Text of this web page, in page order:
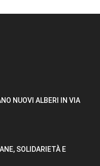
NUOVI ALBERI IN VIA
SOLIDARIETÀ E